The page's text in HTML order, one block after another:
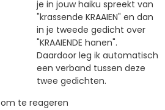
je in jouw haiku spreekt van
"krassende KRAAIEN" en dan
in je tweede gedicht over
"KRAAIENDE hanen".
Daardoor leg ik automatisch
een verband tussen deze
twee gedichten.
om te reageren